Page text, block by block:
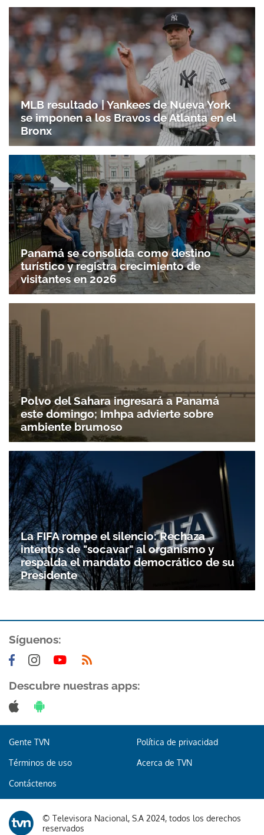
MLB resultado | Yankees de Nueva York
se imponen a los Bravos de Atlanta en el
Bronx
Panamá se consolida como destino
turístico y registra crecimiento de
visitantes en 2026
Polvo del Sahara ingresará a Panamá
este domingo; Imhpa advierte sobre
ambiente brumoso
La FIFA rompe el silencio: Rechaza
intentos de "socavar" al organismo y
respalda el mandato democrático de su
Presidente
Síguenos:
Descubre nuestras apps:
Gente TVN Política de privacidad
Términos de uso Acerca de TVN
Contáctenos
© Televisora Nacional, S.A 2024, todos los derechos
reservados